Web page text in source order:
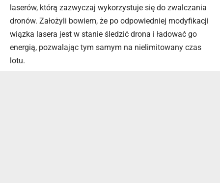
laserów, którą zazwyczaj wykorzystuje się do zwalczania
dronów. Założyli bowiem, że po odpowiedniej modyfikacji
wiązka lasera jest w stanie śledzić drona i ładować go
energią, pozwalając tym samym na nielimitowany czas
lotu.